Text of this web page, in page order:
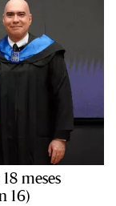
meses
16)